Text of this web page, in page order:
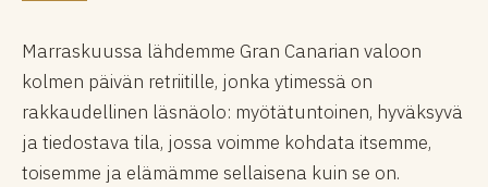
Marraskuussa lähdemme Gran Canarian valoon
kolmen päivän retriitille, jonka ytimessä on
rakkaudellinen läsnäolo: myötätuntoinen, hyväksyvä
ja tiedostava tila, jossa voimme kohdata itsemme,
toisemme ja elämämme sellaisena kuin se on.